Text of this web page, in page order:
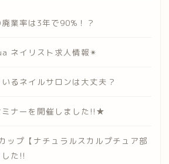
業率は3年で90%！？
ネイリスト求人情報✴︎
るネイルサロンは大丈夫？
ミナーを開催しました!!★
ップ【ナチュラルスカルプチュア部
た!!